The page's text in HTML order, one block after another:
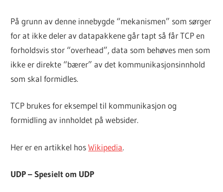
På grunn av denne innebygde “mekanismen” som sørger
for at ikke deler av datapakkene går tapt så får TCP en
forholdsvis stor “overhead”, data som behøves men som
ikke er direkte “bærer” av det kommunikasjonsinnhold
som skal formidles.
TCP brukes for eksempel til kommunikasjon og
formidling av innholdet på websider.
Her er en artikkel hosWikipedia.
UDP – Spesielt om UDP